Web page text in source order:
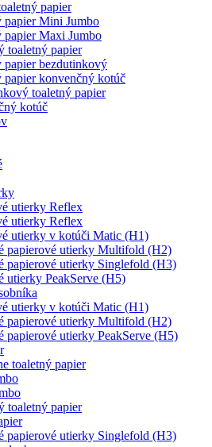
papier
papier Mini Jumbo
papier Maxi Jumbo
toaletný papier
papier bezdutinkový
papier konvenčný kotúč
toaletný papier
kotúč
utierky Reflex
utierky Reflex
utierky v kotúči Matic (H1)
papierové utierky Multifold (H2)
papierové utierky Singlefold (H3)
utierky PeakServe (H5)
utierky v kotúči Matic (H1)
papierové utierky Multifold (H2)
papierové utierky PeakServe (H5)
toaletný papier
toaletný papier
papierové utierky Singlefold (H3)